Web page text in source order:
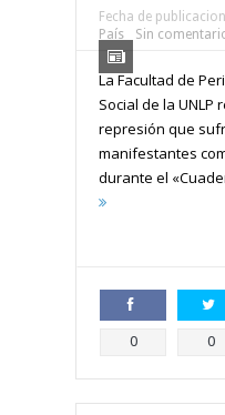
Fecha de
País
Sin
La Facultad de
Social de la
represión que
manifestantes
durante el
Compartir
0 0